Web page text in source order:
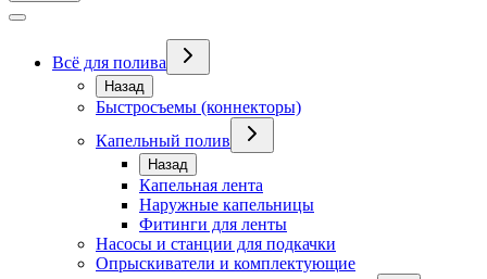
Всё для полива
Назад
Быстросъемы (коннекторы)
Капельный полив
Назад
Капельная лента
Наружные капельницы
Фитинги для ленты
Насосы и станции для подкачки
Опрыскиватели и комплектующие